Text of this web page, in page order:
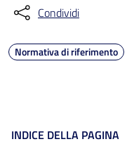
Condividi
Normativa di riferimento
INDICE DELLA PAGINA